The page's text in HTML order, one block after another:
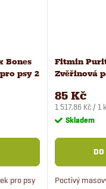
Bones
psy 2
pro psy
Fitmin
Zvěřinová
85 Kč
Měrná
cena:
1 517,86 Kč / 1
Skladem
DO
Poctivý